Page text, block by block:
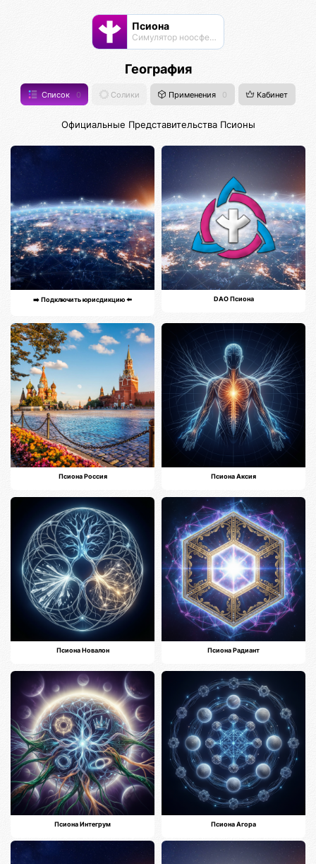
Псиона
Cимулятор ноосферы
География
Список 0 Солики Применения 0 Кабинет
Официальные Представительства Псионы
➡️ Подключить юрисдикцию ⬅️ DAO Псиона
Псиона Россия Псиона Аксия
Псиона Новалон Псиона Радиант
Псиона Интегрум Псиона Агора